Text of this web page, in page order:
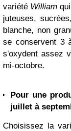
variété William
juteuses,
blanche, non
se conservent 3
s'oxydent assez
mi-octobre.
Pour une
juillet à
Choisissez la